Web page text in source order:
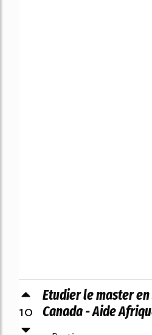
10
Etudier le master
Canada - Aide